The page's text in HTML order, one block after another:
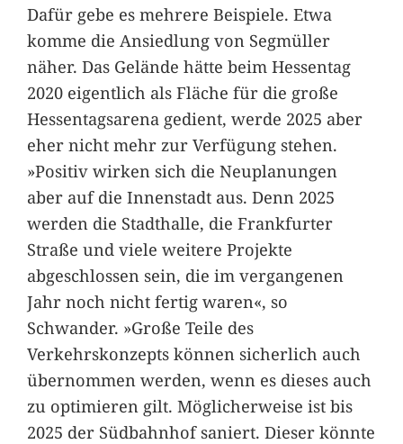
Dafür gebe es mehrere Beispiele. Etwa
komme die Ansiedlung von Segmüller
näher. Das Gelände hätte beim Hessentag
2020 eigentlich als Fläche für die große
Hessentagsarena gedient, werde 2025 aber
eher nicht mehr zur Verfügung stehen.
»Positiv wirken sich die Neuplanungen
aber auf die Innenstadt aus. Denn 2025
werden die Stadthalle, die Frankfurter
Straße und viele weitere Projekte
abgeschlossen sein, die im vergangenen
Jahr noch nicht fertig waren«, so
Schwander. »Große Teile des
Verkehrskonzepts können sicherlich auch
übernommen werden, wenn es dieses auch
zu optimieren gilt. Möglicherweise ist bis
2025 der Südbahnhof saniert. Dieser könnte